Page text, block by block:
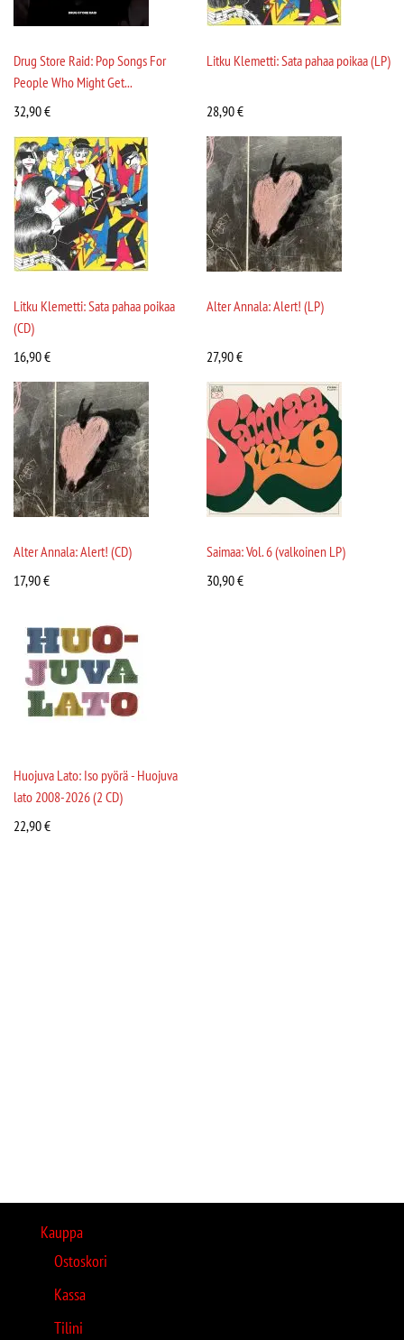
Drug Store Raid: Pop Songs For
People Who Might Get...
32,90€
Litku Klemetti: Sata pahaa poikaa (LP)
28,90€
Litku Klemetti: Sata pahaa poikaa
(CD)
16,90€
Alter Annala: Alert! (LP)
27,90€
Alter Annala: Alert! (CD)
17,90€
Saimaa: Vol. 6 (valkoinen LP)
30,90€
Huojuva Lato: Iso pyörä - Huojuva
lato 2008-2026 (2 CD)
22,90€
Kauppa
Ostoskori
Kassa
Tilini